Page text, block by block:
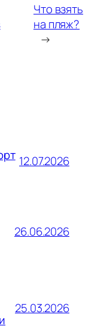
Что взять
на пляж?
→
12.07.2026
26.06.2026
25.03.2026